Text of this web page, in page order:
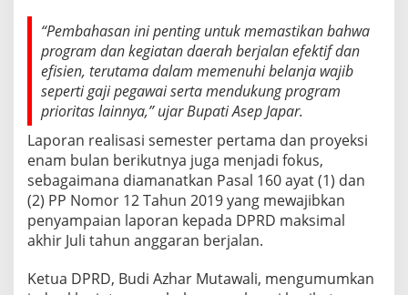
“Pembahasan ini penting untuk memastikan bahwa
program dan kegiatan daerah berjalan efektif dan
efisien, terutama dalam memenuhi belanja wajib
seperti gaji pegawai serta mendukung program
prioritas lainnya,” ujar Bupati Asep Japar.
Laporan realisasi semester pertama dan proyeksi
enam bulan berikutnya juga menjadi fokus,
sebagaimana diamanatkan Pasal 160 ayat (1) dan
(2) PP Nomor 12 Tahun 2019 yang mewajibkan
penyampaian laporan kepada DPRD maksimal
akhir Juli tahun anggaran berjalan.
Ketua DPRD, Budi Azhar Mutawali, mengumumkan